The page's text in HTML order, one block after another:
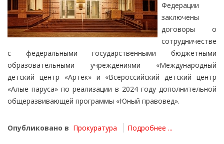
Федерации
заключены
договоры о
сотрудничестве
с федеральными государственными бюджетными
образовательными учреждениями «Международный
детский центр «Артек» и «Всероссийский детский центр
«Алые паруса» по реализации в 2024 году дополнительной
общеразвивающей программы «Юный правовед».
Опубликовано в Прокуратура Подробнее ...